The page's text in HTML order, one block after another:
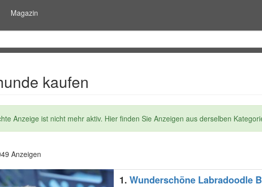
Magazin
kaufen
Anzeige ist nicht mehr aktiv. Hier finden Sie Anzeigen aus derselben
Anzeigen
1. Wunderschöne Labradoodle